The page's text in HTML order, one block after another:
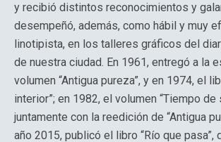
y recibió distintos reconocimientos y
desempeñó, además, como hábil y muy
linotipista, en los talleres gráficos del
de nuestra ciudad. En 1961, entregó a la
volumen “Antigua pureza”, y en 1974, el
interior”; en 1982, el volumen “Tiempo de
juntamente con la reedición de “Antigua
año 2015, publicó el libro “Río que pasa”,